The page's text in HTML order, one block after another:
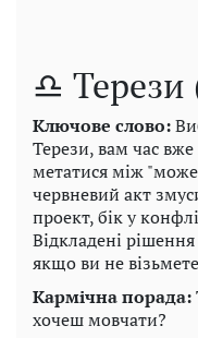
♎
Ключове слово:
Терези, вам час
метатися між
червневий акт
проект, бік у
Відкладені
якщо ви не
Кармічна порада:
хочеш мовчати?